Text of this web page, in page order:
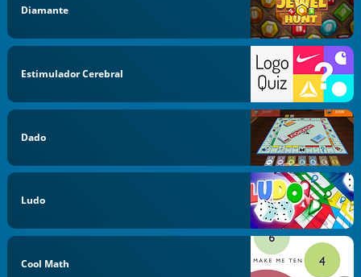
Diamante
Estimulador Cerebral
Dado
Ludo
Cool Math